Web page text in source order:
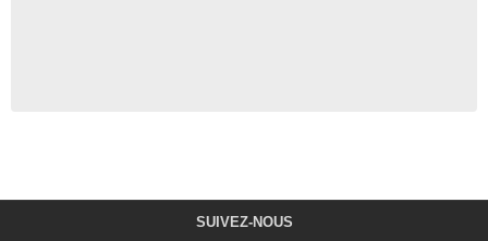
SUIVEZ-NOUS